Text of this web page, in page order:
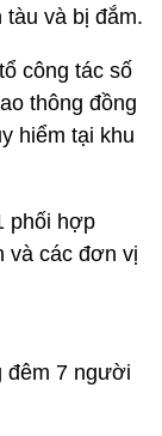
tàu và bị đắm.
công tác số
thông đồng
hiểm tại khu
phối hợp
và các đơn vị
đêm 7 người